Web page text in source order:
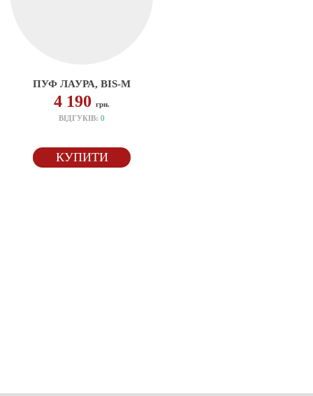
ПУФ ЛАУРА, BIS-M
4 190грн.
ВІДГУКІВ:0
КУПИТИ